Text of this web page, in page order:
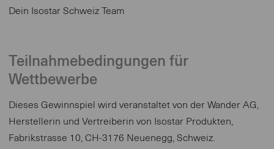
Dein Isostar Schweiz Team
Teilnahmebedingungen für
Wettbewerbe
Dieses Gewinnspiel wird veranstaltet von der Wander AG,
Herstellerin und Vertreiberin von Isostar Produkten,
Fabrikstrasse 10, CH-3176 Neuenegg, Schweiz.